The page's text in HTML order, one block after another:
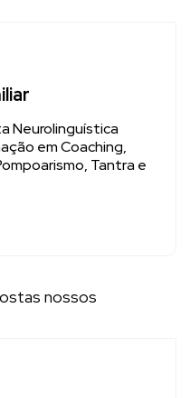
Neurolinguística
em Coaching,
Tantra e